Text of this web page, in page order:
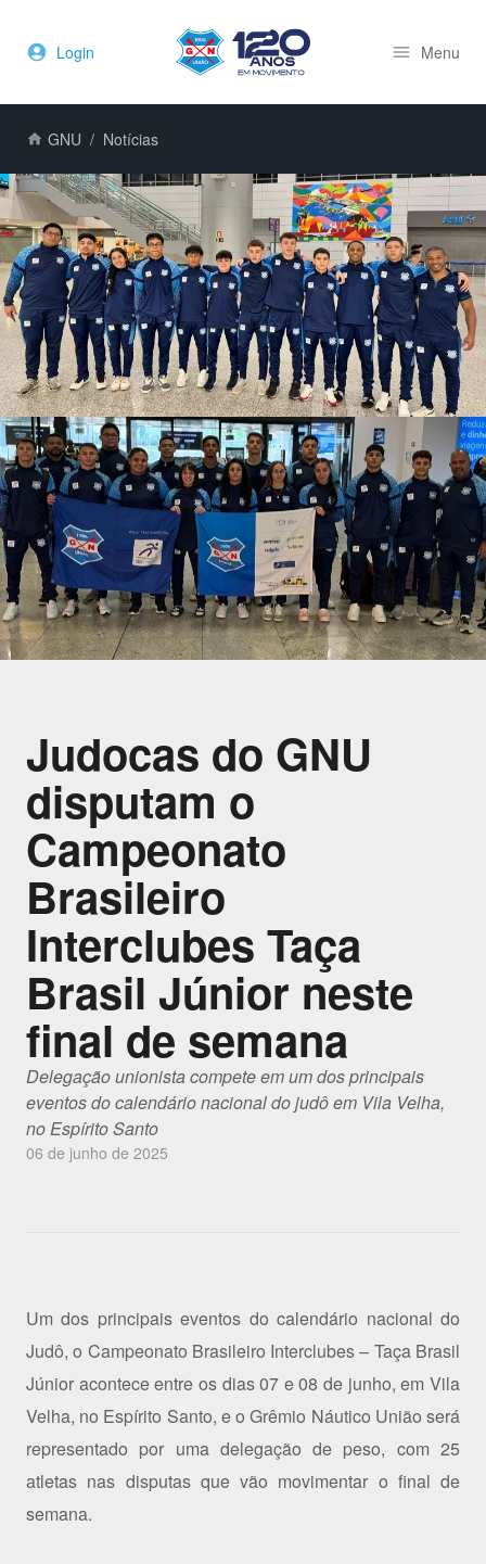
Login Menu
GNU Notícias
Judocas do GNU
disputam o
Campeonato
Brasileiro
Interclubes Taça
Brasil Júnior neste
final de semana
Delegação unionista compete em um dos principais
eventos do calendário nacional do judô em Vila Velha,
no Espírito Santo
06 de junho de 2025
Um dos principais eventos do calendário nacional do
Judô, o Campeonato Brasileiro Interclubes – Taça Brasil
Júnior acontece entre os dias 07 e 08 de junho, em Vila
Velha, no Espírito Santo, e o Grêmio Náutico União será
representado por uma delegação de peso, com 25
atletas nas disputas que vão movimentar o final de
semana.